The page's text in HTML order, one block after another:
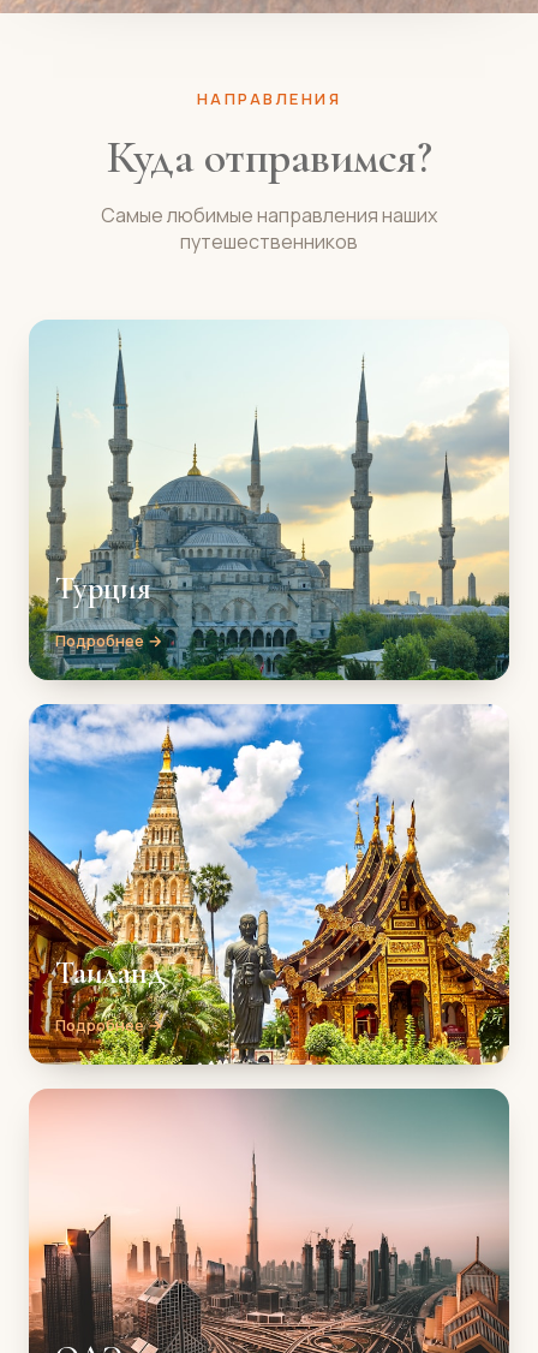
НАПРАВЛЕНИЯ
Куда отправимся?
Самые любимые направления наших
путешественников
Турция
Подробнее →
Таиланд
Подробнее →